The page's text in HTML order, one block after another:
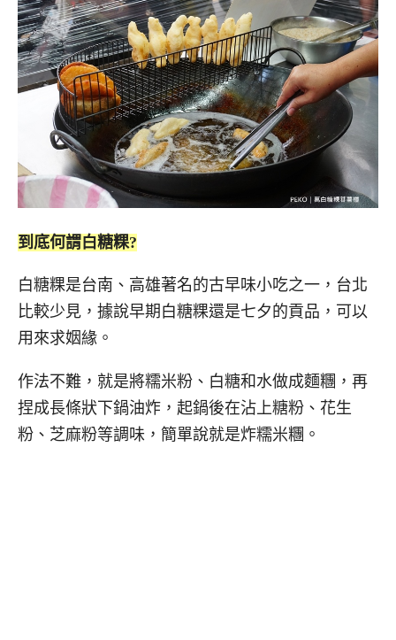
到底何謂白糖粿?
白糖粿是台南、高雄著名的古早味小吃之一，台北
比較少見，據說早期白糖粿還是七夕的貢品，可以
用來求姻緣。
作法不難，就是將糯米粉、白糖和水做成麵糰，再
捏成長條狀下鍋油炸，起鍋後在沾上糖粉、花生
粉、芝麻粉等調味，簡單說就是炸糯米糰。